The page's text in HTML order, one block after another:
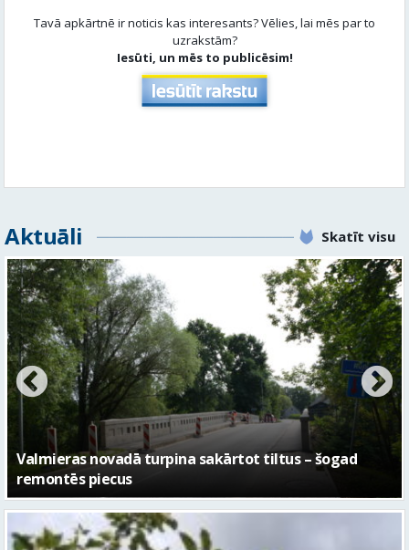
Tavā apkārtnē ir noticis kas interesants? Vēlies, lai mēs par to
uzrakstām?
Iesūti, un mēs to publicēsim!
Aktuāli Skatīt visu
No pagaidu teātra līdz laikmetīgās kultūras centram
– kā attīstīsies “Kurtuve”